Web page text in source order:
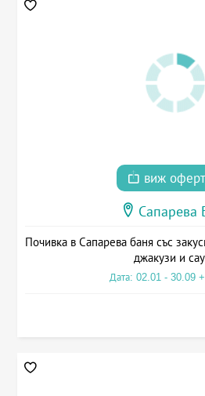
виж
Сапарева
Почивка в Сапарева баня със
джакузи и
Дата: 02.01 - 30.09 +